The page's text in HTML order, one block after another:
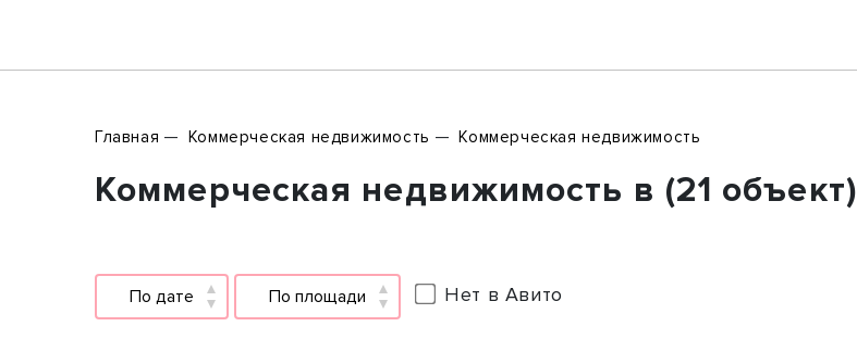
Главная Коммерческая недвижимость Коммерческая недвижимость
Коммерческая недвижимость в (21 объект)
По дате По площади Нет в Авито